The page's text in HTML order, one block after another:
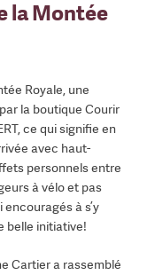
la Montée
Royale, une
la boutique Courir
ce qui signifie en
avec haut-
personnels entre
à vélo et pas
à s’y
belle initiative!
Cartier a rassemblé